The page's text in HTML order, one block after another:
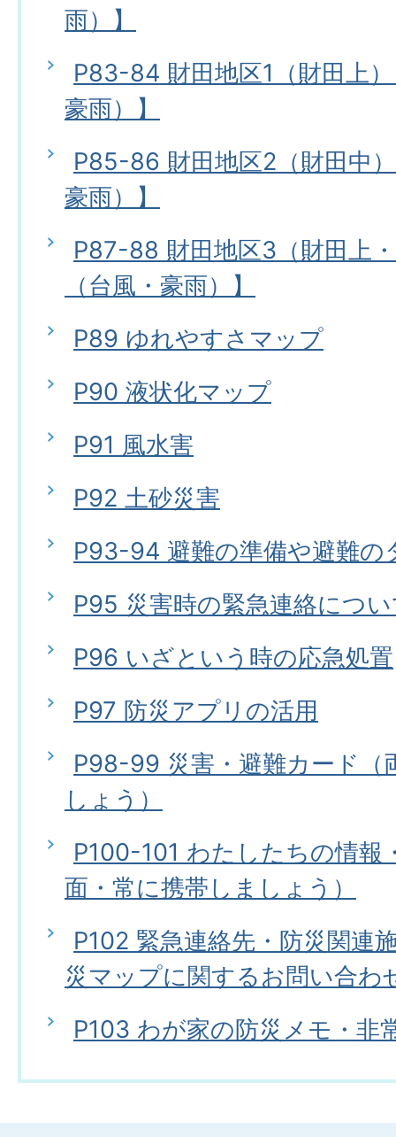
雨）】
P83-84 財田地区1（財田上
豪雨）】
P85-86 財田地区2（財田中
豪雨）】
P87-88 財田地区3（財田上
（台風・豪雨）】
P89 ゆれやすさマップ
P90 液状化マップ
P91 風水害
P92 土砂災害
P93-94 避難の準備や避難の
P95 災害時の緊急連絡につ
P96 いざという時の応急処置
P97 防災アプリの活用
P98-99 災害・避難カード（
しょう）
P100-101 わたしたちの情報
面・常に携帯しましょう）
P102 緊急連絡先・防災関連
災マップに関するお問い合わ
P103 わが家の防災メモ・非